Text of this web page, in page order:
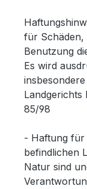
für Schäden,
Benutzung
Es wird
Landgerichts
85/98
- Haftung für
befindlichen
Natur sind